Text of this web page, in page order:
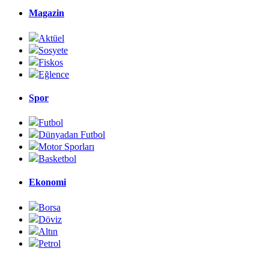
Magazin
Aktüel
Sosyete
Fiskos
Eğlence
Spor
Futbol
Dünyadan Futbol
Motor Sporları
Basketbol
Ekonomi
Borsa
Döviz
Altın
Petrol